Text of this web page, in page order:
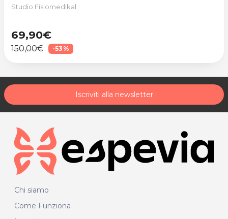
Studio Fisiomedikal
69,90€
150,00€ -53%
Iscriviti alla newsletter
Chi siamo
Come Funziona